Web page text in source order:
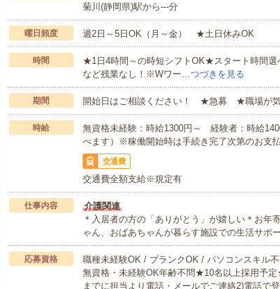
菊川(静岡県)駅から---分
曜日頻度 週2日～5日OK（月～金） ★土日休みOK
時間
★1日4時間～の時短シフトOK★スタート時間選
など残業なし！※Wワー…つづきを見る
期間 開始日はご相談ください！ ★急募 ★職場が気
時給
無資格未経験：時給1300円～ 経験者：時給
べます）※稼働開始時は手続き完了次第のお支払
交通費
交通費全額支給※規定有
仕事内容
介護関連
＊入居者の方の「ありがとう」が嬉しい＊お年
ゃん、おばあちゃんが暮らす施設での生活サポ
応募資格
職種未経験OK / ブランクOK / パソコンスキル
無資格・未経験OK年齢不問★10名以上採用予
までに担当より電話・メールでご連絡2)電話で